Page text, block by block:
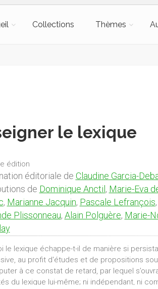
Collections Thèmes
le lexique
édition
éditoriale de Claudine Garcia-
de Dominique Anctil , Marie-Eva
, Marianne Jacquin, Pascale Lefrançois,
Plissonneau, Alain Polguère, Marie-
le lexique échappe-t-il de manière si
au profit d'études et de propositions
à ce constat de retard, par lequel
du lexique lui-même; ni indépendant, ni